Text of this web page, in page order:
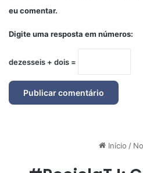
eu comentar.
Digite uma resposta em números:
dezesseis + dois =